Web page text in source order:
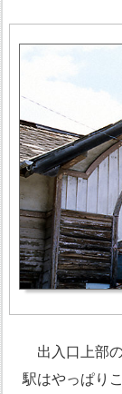
出入口上部
駅はやっぱり